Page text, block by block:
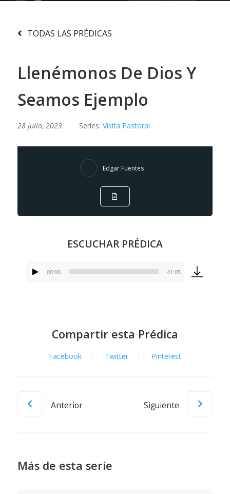
TODAS LAS PRÉDICAS
Llenémonos De Dios Y
Seamos Ejemplo
28 julio, 2023 Series: Visita Pastoral
Edgar Fuentes
ESCUCHAR PRÉDICA
Reproductor
00:00 41:05
Compartir esta Prédica
Facebook Twitter Pinterest
Anterior Siguiente
Más de esta serie